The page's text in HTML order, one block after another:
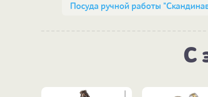
Посуда ручной работы
С